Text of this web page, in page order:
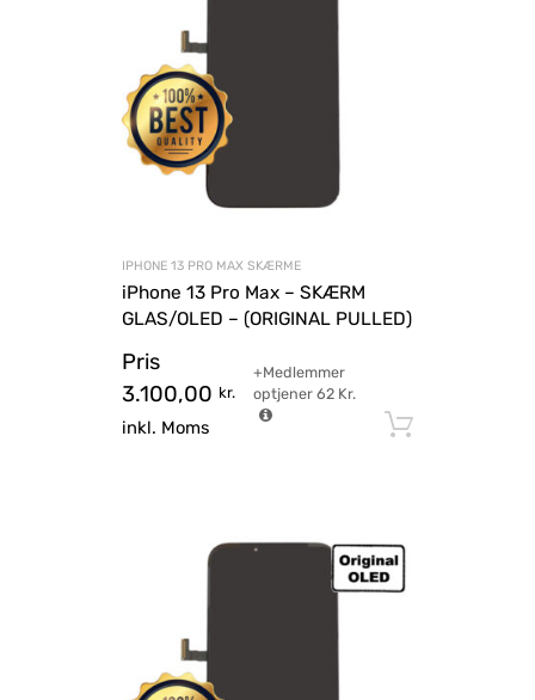
IPHONE 13 PRO MAX SKÆRME
iPhone 13 Pro Max – SKÆRM
GLAS/OLED – (ORIGINAL PULLED)
Pris
3.100,00 kr.
inkl. Moms
+Medlemmer
optjener62 Kr.